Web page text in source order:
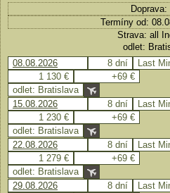
Doprava:
Termíny od:
Strava: all
odlet:
08.08.2026
8 dní
Last
1 130 €
+69 €
odlet: Bratislava
15.08.2026
8 dní
Last
1 230 €
+69 €
odlet: Bratislava
22.08.2026
8 dní
Last
1 279 €
+69 €
odlet: Bratislava
29.08.2026
8 dní
Last